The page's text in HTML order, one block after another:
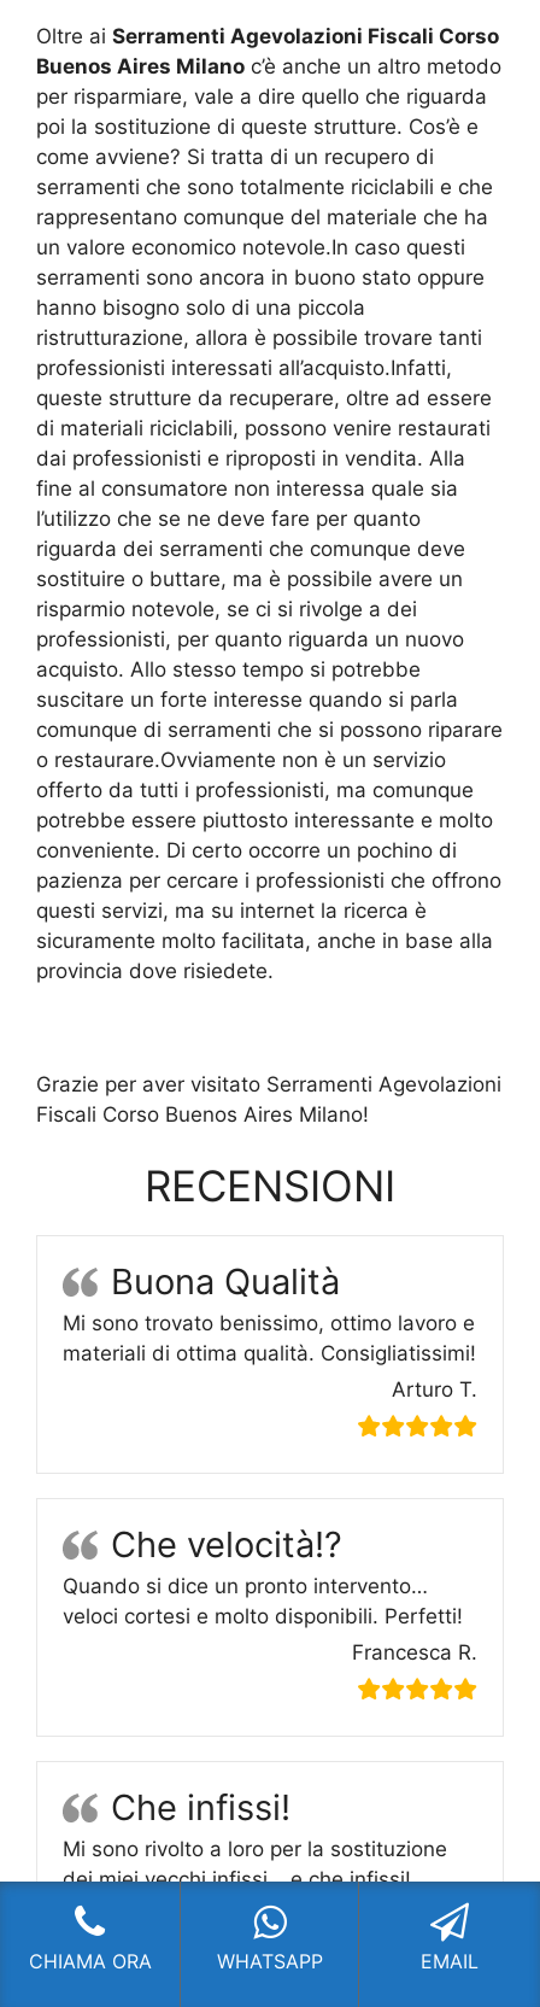
Oltre ai Serramenti Agevolazioni Fiscali Corso
Buenos Aires Milano c’è anche un altro metodo
per risparmiare, vale a dire quello che riguarda
poi la sostituzione di queste strutture. Cos’è e
come avviene? Si tratta di un recupero di
serramenti che sono totalmente riciclabili e che
rappresentano comunque del materiale che ha
un valore economico notevole.In caso questi
serramenti sono ancora in buono stato oppure
hanno bisogno solo di una piccola
ristrutturazione, allora è possibile trovare tanti
professionisti interessati all’acquisto.Infatti,
queste strutture da recuperare, oltre ad essere
di materiali riciclabili, possono venire restaurati
dai professionisti e riproposti in vendita. Alla
fine al consumatore non interessa quale sia
l’utilizzo che se ne deve fare per quanto
riguarda dei serramenti che comunque deve
sostituire o buttare, ma è possibile avere un
risparmio notevole, se ci si rivolge a dei
professionisti, per quanto riguarda un nuovo
acquisto. Allo stesso tempo si potrebbe
suscitare un forte interesse quando si parla
comunque di serramenti che si possono riparare
o restaurare.Ovviamente non è un servizio
offerto da tutti i professionisti, ma comunque
potrebbe essere piuttosto interessante e molto
conveniente. Di certo occorre un pochino di
pazienza per cercare i professionisti che offrono
questi servizi, ma su internet la ricerca è
sicuramente molto facilitata, anche in base alla
provincia dove risiedete.
Grazie per aver visitato Serramenti Agevolazioni
Fiscali Corso Buenos Aires Milano!
RECENSIONI
Buona Qualità
Mi sono trovato benissimo, ottimo lavoro e
materiali di ottima qualità. Consigliatissimi!
Arturo T.
Che velocità!?
Quando si dice un pronto intervento…
veloci cortesi e molto disponibili. Perfetti!
Francesca R.
Che infissi!
Mi sono rivolto a loro per la sostituzione
dei miei vecchi infissi….e che infissi!
Soddisfattissimo!
Marco C.
CHIAMA ORA WHATSAPP EMAIL